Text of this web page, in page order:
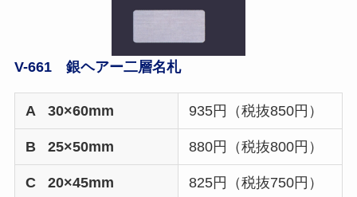
V-661 銀ヘアー二層名札
A 30×60mm 935円（税抜850円）
B 25×50mm 880円（税抜800円）
C 20×45mm 825円（税抜750円）